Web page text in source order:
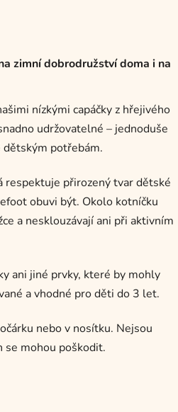
zimní dobrodružství doma i na
nízkými capáčky z hřejivého
udržovatelné – jednoduše
dětským potřebám.
respektuje přirozený tvar dětské
obuvi být. Okolo kotníčku
a nesklouzávají ani při aktivním
ani jiné prvky, které by mohly
a vhodné pro děti do 3 let.
nebo v nosítku. Nejsou
se mohou poškodit.